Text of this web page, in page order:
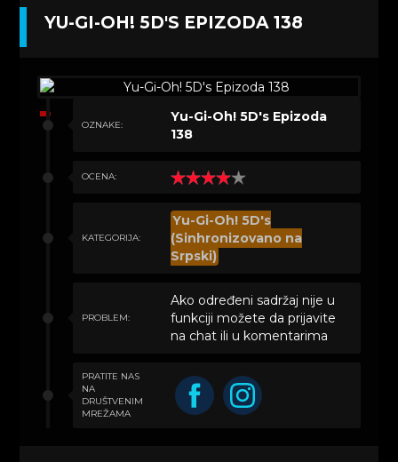
Epizoda 138
YU-GI-OH! 5D'S EPIZODA 138
OZNAKE:
Yu-Gi-Oh! 5D's Epizoda
138
OCENA:
KATEGORIJA:
Yu-Gi-Oh! 5D's
(Sinhronizovano na
Srpski)
PROBLEM:
Ako određeni sadržaj nije u
funkciji možete da prijavite
na chat ili u komentarima
PRATITE NAS
NA
DRUŠTVENIM
MREŽAMA